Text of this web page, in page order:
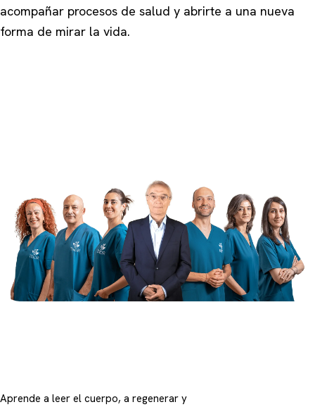
acompañar procesos de salud y abrirte a una nueva
forma de mirar la vida.
Aprende a leer el cuerpo, a regenerar y